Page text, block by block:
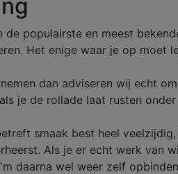
de populairste en meest
Het enige waar je op
dan adviseren wij echt
je de rollade laat rusten
smaak best heel
Als je er echt werk van
daarna wel weer zelf